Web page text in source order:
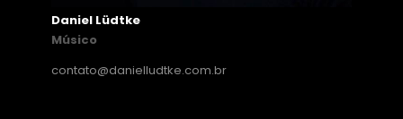
Daniel Lüdtke
Músico
contato@danielludtke.com.br